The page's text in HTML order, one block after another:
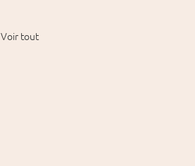
Voir tout